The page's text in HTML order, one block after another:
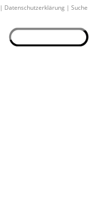
| Datenschutzerklärung | Suche